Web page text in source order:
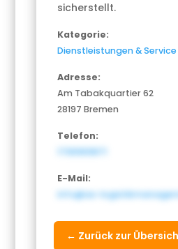
sicherstellt.
Kategorie:
Dienstleistungen & Service
Adresse:
Am Tabakquartier 62
28197 Bremen
Telefon:
1736969871
E-Mail:
info@as-
← Zurück zur